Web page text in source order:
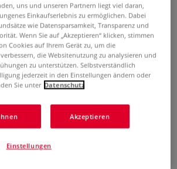
FIRM™ graue
0 Bewertungen
Qualität. Sie ermöglicht
uns und unseren Partnern liegt viel daran,
Einkaufserlebnis zu ermöglichen. Dabei
wie Datensparsamkeit, Transparenz und
Wenn Sie auf „Akzeptieren“ klicken, stimmen
Cookies auf Ihrem Gerät zu, um die
die Websitenutzung zu analysieren und
zu unterstützen. Selbstverständlich
jederzeit in den Einstellungen ändern oder
Sie unter Datenschutz
Akzeptieren
Einstellungen